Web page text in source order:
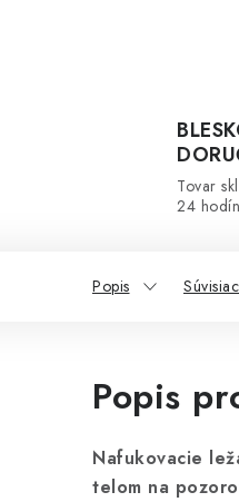
Tovar
24
Popis
Popis
Nafukovacie
telom na